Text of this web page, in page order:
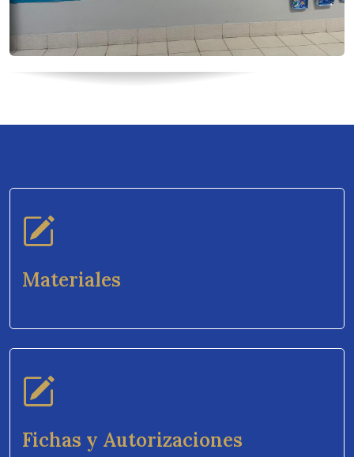
Materiales
Fichas y Autorizaciones